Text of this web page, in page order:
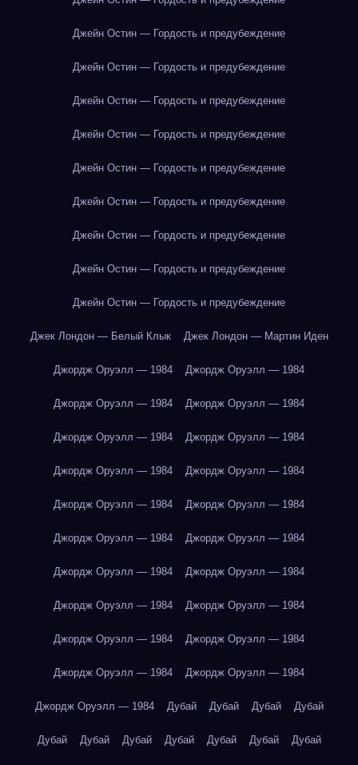
Джейн Остин — Гордость и предубеждение
Джейн Остин — Гордость и предубеждение
Джейн Остин — Гордость и предубеждение
Джейн Остин — Гордость и предубеждение
Джейн Остин — Гордость и предубеждение
Джейн Остин — Гордость и предубеждение
Джейн Остин — Гордость и предубеждение
Джейн Остин — Гордость и предубеждение
Джейн Остин — Гордость и предубеждение
Джек Лондон — Белый Клык Джек Лондон — Мартин Иден
Джордж Оруэлл — 1984 Джордж Оруэлл — 1984
Джордж Оруэлл — 1984 Джордж Оруэлл — 1984
Джордж Оруэлл — 1984 Джордж Оруэлл — 1984
Джордж Оруэлл — 1984 Джордж Оруэлл — 1984
Джордж Оруэлл — 1984 Джордж Оруэлл — 1984
Джордж Оруэлл — 1984 Джордж Оруэлл — 1984
Джордж Оруэлл — 1984 Джордж Оруэлл — 1984
Джордж Оруэлл — 1984 Джордж Оруэлл — 1984
Джордж Оруэлл — 1984 Джордж Оруэлл — 1984
Джордж Оруэлл — 1984 Джордж Оруэлл — 1984
Джордж Оруэлл — 1984 Дубай Дубай Дубай Дубай
Дубай Дубай Дубай Дубай Дубай Дубай Дубай